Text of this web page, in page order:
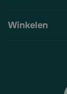
Winkelen